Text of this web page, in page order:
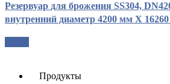
Резервуар для брожения SS304,
внутренний диаметр 4200 мм X
Продукты